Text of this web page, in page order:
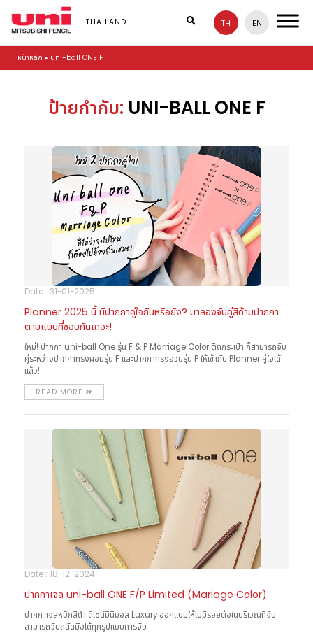
p
o
THAILAND TH EN
หน้าหลัก ▸ uni-ball ONE F
ป้ายกำกับ: UNI-BALL ONE F
Date : 31-01-2025
Planner 2025 นี้ มีปากกาคู่ใจกันหรือยัง? มาลองจับคู่สีด้ามปากกา
ตามแบบที่ชอบกันเถอะ!
ใหม่! ปากกา uni-ball One รุ่น F & P Marriage Color ติดกระเป๋า ก็สามารถจับ
คู่ระหว่างปากกาทรงผอมรุ่น F และปากกาทรงอวบรุ่น P ให้เข้ากับ Planner คู่ใจได้
แล้ว!
READ MORE
Date : 18-12-2024
ปากกาเจล uni-ball ONE F/P Limited (Mariage Color)
ปากกาเจลหมึกสีดำ ดีไซน์มินิมอล Luxury ออกแบบให้ไม่มีรอยต่อในบริเวณที่จับ
สามารถจับถนัดมือได้ทุกรูปแบบการจับ